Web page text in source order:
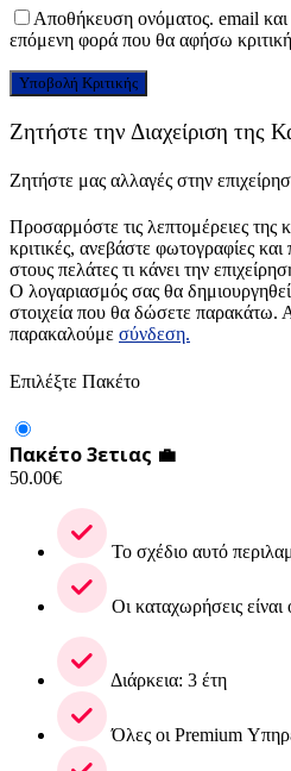
Αποθήκευση ονόματος. email και
επόμενη φορά που θα αφήσω
Ζητήστε την Διαχείριση της
Ζητήστε μας αλλαγές στην
Προσαρμόστε τις λεπτομέρειες της
κριτικές, ανεβάστε φωτογραφίες
στους πελάτες τι κάνει την
Ο λογαριασμός σας θα
στοιχεία που θα δώσετε παρακάτω.
παρακαλούμε σύνδεση.
Επιλέξτε Πακέτο
Πακέτο 3ετιας 💼
50.00€
Το σχέδιο αυτό
Οι καταχωρήσεις
Διάρκεια: 3 έτη
Όλες οι Premium